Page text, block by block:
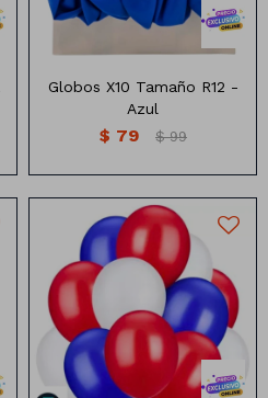
Globos X10 Tamaño R12 -
Azul
$ 79 $ 99
Globos Fessta de una alta
calidad
Medidas: "12" Pulgadas